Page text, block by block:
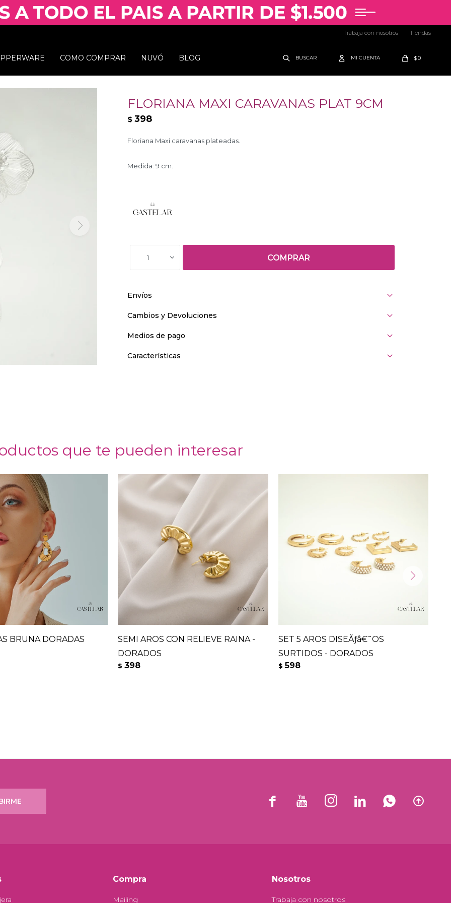
COMO COMPRAR NUVÓ BLOG $0
Trabaja con nosotros Tiendas
FLORIANA MAXI CARAVANAS PLAT 9CM
$ 398
Floriana Maxi caravanas plateadas.
Medida: 9 cm.
1 COMPRAR
Envíos
Cambios y Devoluciones
Medios de pago
Características
que te pueden interesar
BRUNA DORADAS
SEMI AROS CON RELIEVE RAINA -
DORADOS
$ 398
SET 5 AROS DISEÃƒâ€˜OS
SURTIDOS - DORADOS
$ 598
     
Compra
Mailing
Nosotros
Trabaja con nosotros